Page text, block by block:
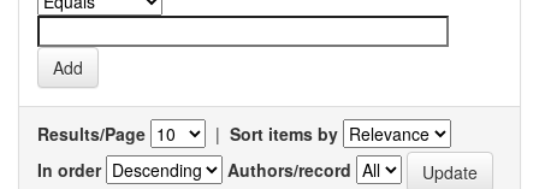
Results/Page | Sort items by
In order
Authors/record